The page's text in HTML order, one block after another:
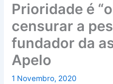
Prioridade é
censurar a
fundador da
Apelo
1 Novembro, 2020